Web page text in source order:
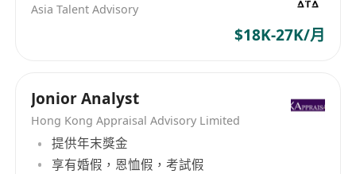
Asia Talent Advisory
$18K-27K/月
Jonior Analyst
Hong Kong Appraisal Advisory Limited
提供年末獎金
享有婚假，恩恤假，考試假